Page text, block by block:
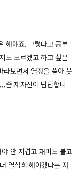
해야죠. 그렇다고 공부
도 모르겠고 하고 싶은
라보면서 열정을 쏟아 붓
,,,좀 제자신이 답답합니
안 지겹고 재미도 붙고
열심히 해야겠다는 자